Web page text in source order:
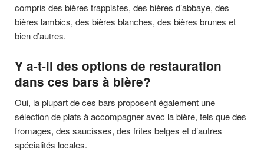
compris des bières trappistes, des bières d’abbaye, des
bières lambics, des bières blanches, des bières brunes et
bien d’autres.
Y a-t-il des options de restauration
dans ces bars à bière?
Oui, la plupart de ces bars proposent également une
sélection de plats à accompagner avec la bière, tels que des
fromages, des saucisses, des frites belges et d’autres
spécialités locales.